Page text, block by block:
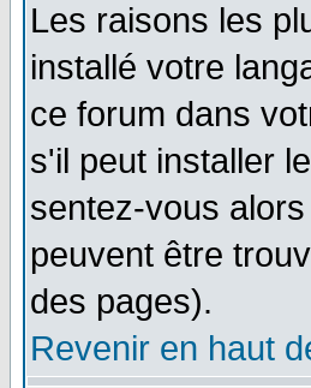
Les raisons les
installé votre
ce forum dans
s'il peut installer
sentez-vous
peuvent être
des pages).
Revenir en haut